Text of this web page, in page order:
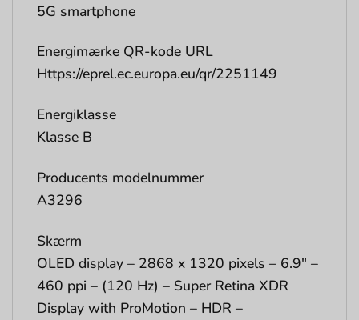
5G smartphone
Energimærke QR-kode URL
Https://eprel.ec.europa.eu/qr/2251149
Energiklasse
Klasse B
Producents modelnummer
A3296
Skærm
OLED display – 2868 x 1320 pixels – 6.9″ –
460 ppi – (120 Hz) – Super Retina XDR
Display with ProMotion – HDR –